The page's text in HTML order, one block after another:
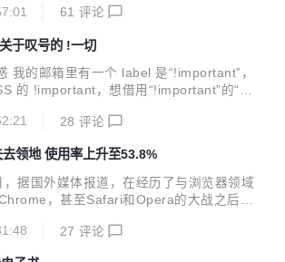
受大众欢迎很重要的一个因素之一就是他...
资源已经丑到一定程度了，足以影响其可用
导航，用Python构建起来的产品压根儿都没
计（这里不是指程序的设计，而是指UI），
程序只会帮助产出更多丑陋的有关Python
（对Python程序员的尊称）根本不关心产
我们来对一些Python和Ruby...
61 评论
于叹号的 !一切
我的邮箱里有一个 label 是“!important”，
的 !important，想借用“!important”的“重
像极了叹号作为逻辑非运算符的用法（为啥
实并不重要的感觉。 这种困惑最终蔓延到写
于有一天我被这叹号折磨得无法忍受了！
是怎么来的！用叹号表示否定又是怎么来
伤神，刚刚打着打着情绪就莫名其妙激动起
28 评论
领地 使用率上升至53.8%
据国外媒体报道，在经历了与浏览器领域
，甚至Safari和Opera的大战之后，
，尤其是IE6，但是在今年三月，微软浏览
27 评论